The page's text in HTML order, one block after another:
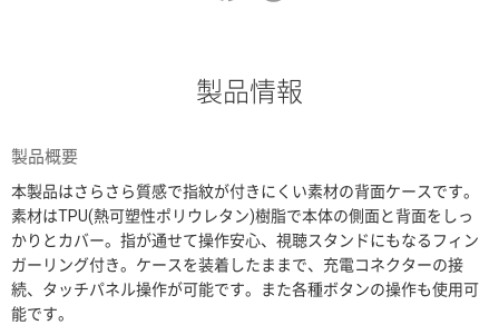
製品情報
製品概要
本製品はさらさら質感で指紋が付きにくい素材の背面ケースです。
素材はTPU(熱可塑性ポリウレタン)樹脂で本体の側面と背面をしっ
かりとカバー。指が通せて操作安心、視聴スタンドにもなるフィン
ガーリング付き。ケースを装着したままで、充電コネクターの接
続、タッチパネル操作が可能です。また各種ボタンの操作も使用可
能です。